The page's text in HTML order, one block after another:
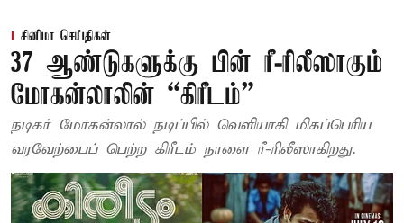
சினிமா செய்திகள்
37 ஆண்டுகளுக்கு பின் ரீ-ரிலீஸாகும்
மோகன்லாலின் “கிரீடம்”
நடிகர் மோகன்லால் நடிப்பில் வெளியாகி மிகப்பெரிய
வரவேற்பைப் பெற்ற கிரீடம் நாளை ரீ-ரிலீஸாகிறது.